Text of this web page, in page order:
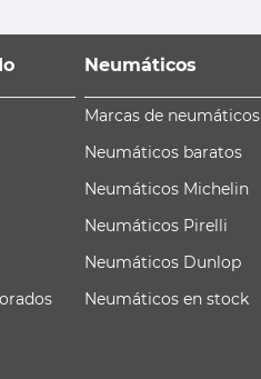
Neumáticos
Marcas de neumáticos
Neumáticos baratos
Neumáticos Michelin
Neumáticos Pirelli
Neumáticos Dunlop
Neumáticos en stock